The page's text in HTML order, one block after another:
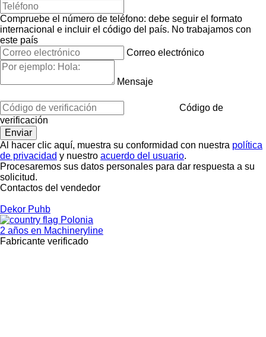
Compruebe el número de teléfono: debe seguir el formato
internacional e incluir el código del país. No trabajamos con
este país
Correo electrónico
Mensaje
Código de
verificación
Al hacer clic aquí, muestra su conformidad con nuestra política
de privacidad y nuestro acuerdo del usuario.
Procesaremos sus datos personales para dar respuesta a su
solicitud.
Contactos del vendedor
Dekor Puhb
Polonia
2 años en Machineryline
Fabricante verificado